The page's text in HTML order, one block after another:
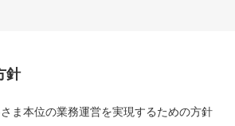
針
ま本位の業務運営を実現するための方針